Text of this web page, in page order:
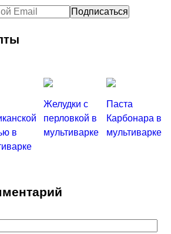
в
Желудки с
перловкой в
мультиварке
Паста
Карбонара в
мультиварке